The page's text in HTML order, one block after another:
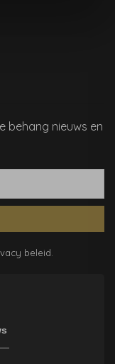
behang nieuws en
beleid.